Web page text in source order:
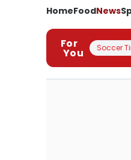
HomeFoodNews
For
You Soccer